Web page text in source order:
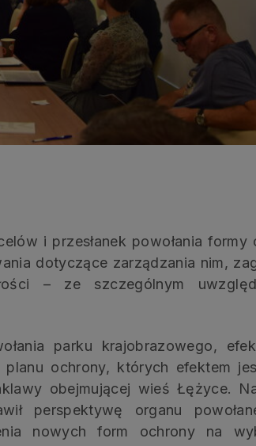
i przesłanek powołania formy
dotyczące zarządzania nim,
– ze szczególnym
parku krajobrazowego,
ochrony, których efektem
obejmującej wieś Łężyce.
perspektywę organu
nowych form ochrony na